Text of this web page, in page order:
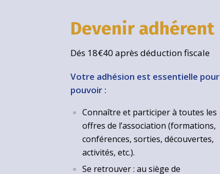
Devenir adhérent
Dés 18€40 après déduction fiscale
Votre adhésion est essentielle pour
pouvoir :
Connaître et participer à toutes les
offres de l’association (formations,
conférences, sorties, découvertes,
activités, etc.).
Se retrouver : au siège de